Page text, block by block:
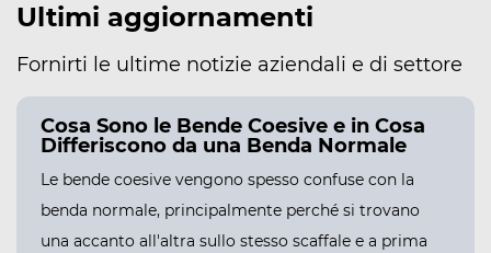
Ultimi aggiornamenti
Fornirti le ultime notizie aziendali e di settore
Cosa Sono le Bende Coesive e in Cosa
Differiscono da una Benda Normale
Le bende coesive vengono spesso confuse con la
benda normale, principalmente perché si trovano
una accanto all'altra sullo stesso scaffale e a prima